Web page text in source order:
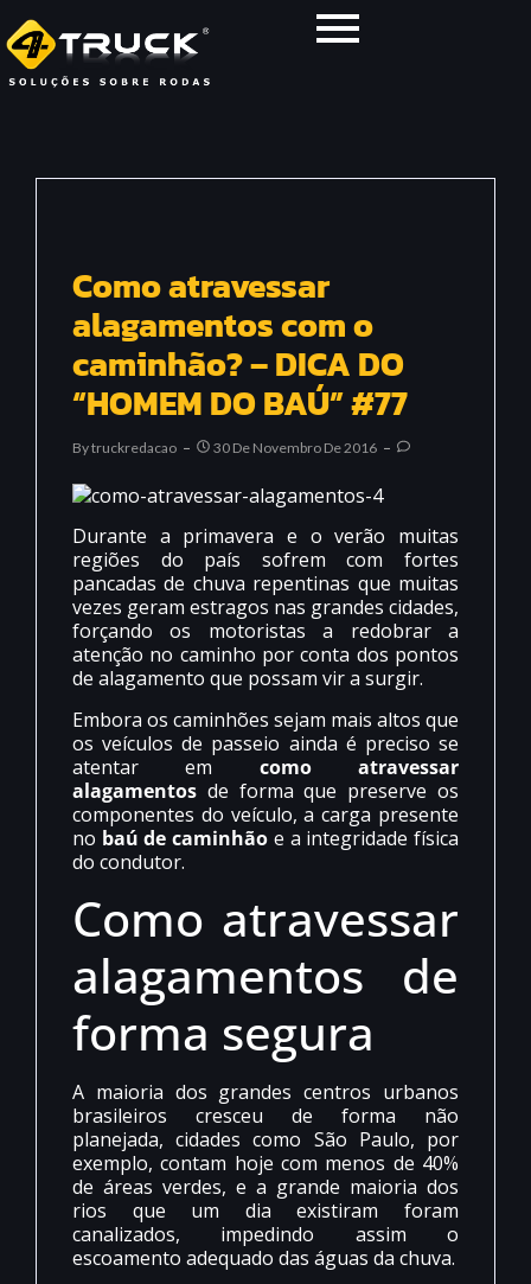
Como atravessar
alagamentos com o
caminhão? – DICA DO
“HOMEM DO BAÚ” #77
ByTruckredacao 30 De Novembro De 2016
Durante a primavera e o verão muitas
regiões do país sofrem com fortes
pancadas de chuva repentinas que muitas
vezes geram estragos nas grandes cidades,
forçando os motoristas a redobrar a
atenção no caminho por conta dos pontos
de alagamento que possam vir a surgir.
Embora os caminhões sejam mais altos que
os veículos de passeio ainda é preciso se
atentar em como atravessar
alagamentos de forma que preserve os
componentes do veículo, a carga presente
no baú de caminhão e a integridade física
do condutor.
Como atravessar
alagamentos de
forma segura
A maioria dos grandes centros urbanos
brasileiros cresceu de forma não
planejada, cidades como São Paulo, por
exemplo, contam hoje com menos de 40%
de áreas verdes, e a grande maioria dos
rios que um dia existiram foram
canalizados, impedindo assim o
escoamento adequado das águas da chuva.